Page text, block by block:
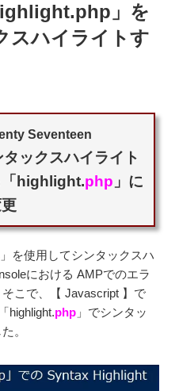
」を
スハイライトす
Seventeen
ックスハイライト
「highlight.php 」に
」を使用してシンタックスハ
における AMPでのエラ
こで、【 Javascript 】で
highlight.php 」でシンタッ
。